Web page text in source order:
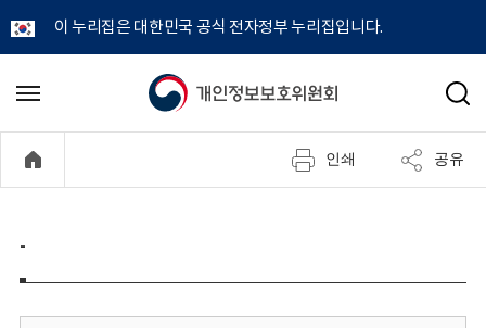
이 누리집은 대한민국 공식 전자정부 누리집입니다.
개
정
보
메
기
검
인쇄 공유
-